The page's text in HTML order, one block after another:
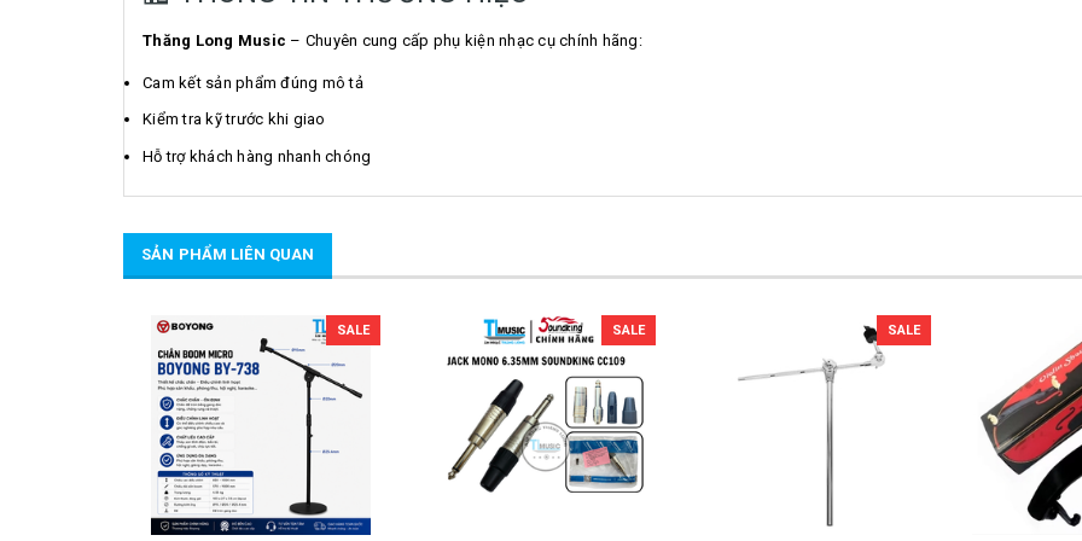
Thăng Long Music – Chuyên cung cấp phụ kiện nhạc cụ chính hãng:
Cam kết sản phẩm đúng mô tả
Kiểm tra kỹ trước khi giao
Hỗ trợ khách hàng nhanh chóng
SẢN PHẨM LIÊN QUAN
SALE SALE SALE